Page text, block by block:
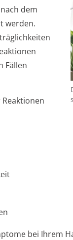
dem
werden.
Fällen
bei Ihrem